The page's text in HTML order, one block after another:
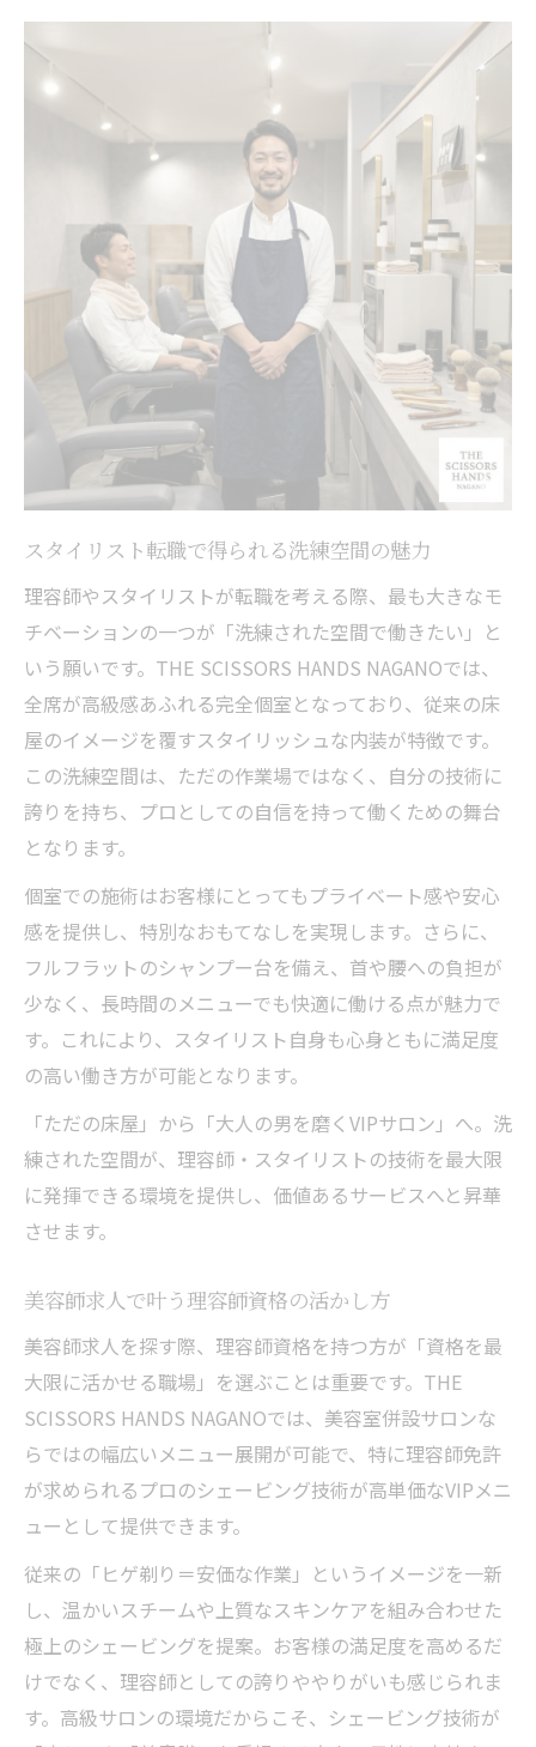
スタイリスト転職で得られる洗練空間の魅力
理容師やスタイリストが転職を考える際、最も大きなモ
チベーションの一つが「洗練された空間で働きたい」と
いう願いです。THE SCISSORS HANDS NAGANOでは、
全席が高級感あふれる完全個室となっており、従来の床
屋のイメージを覆すスタイリッシュな内装が特徴です。
この洗練空間は、ただの作業場ではなく、自分の技術に
誇りを持ち、プロとしての自信を持って働くための舞台
となります。
個室での施術はお客様にとってもプライベート感や安心
感を提供し、特別なおもてなしを実現します。さらに、
フルフラットのシャンプー台を備え、首や腰への負担が
少なく、長時間のメニューでも快適に働ける点が魅力で
す。これにより、スタイリスト自身も心身ともに満足度
の高い働き方が可能となります。
「ただの床屋」から「大人の男を磨くVIPサロン」へ――。洗
練された空間が、理容師・スタイリストの技術を最大限
に発揮できる環境を提供し、価値あるサービスへと昇華
させます。
美容師求人で叶う理容師資格の活かし方
美容師求人を探す際、理容師資格を持つ方が「資格を最
大限に活かせる職場」を選ぶことは重要です。THE
SCISSORS HANDS NAGANOでは、美容室併設サロンな
らではの幅広いメニュー展開が可能で、特に理容師免許
が求められるプロのシェービング技術が高単価なVIPメニ
ューとして提供できます。
従来の「ヒゲ剃り＝安価な作業」というイメージを一新
し、温かいスチームや上質なスキンケアを組み合わせた
極上のシェービングを提案。お客様の満足度を高めるだ
けでなく、理容師としての誇りややりがいも感じられま
す。高級サロンの環境だからこそ、シェービング技術が